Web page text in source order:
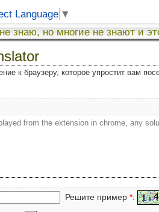
Language ▼
знаю, но многие не знают и
к браузеру, которое упростит вам
from the extension in chrome, any
Решите пример *: